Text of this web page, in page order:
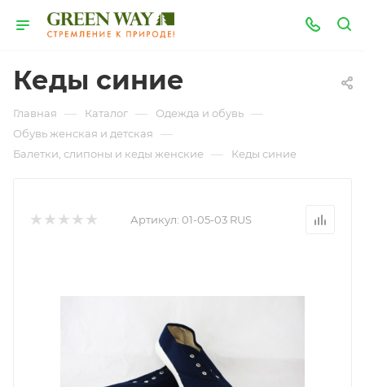
Кеды синие
Главная — Каталог — Одежда и обувь —
Обувь женская и детская —
Балетки, слипоны и кеды женские — Кеды синие
Артикул: 01-05-03 RUS